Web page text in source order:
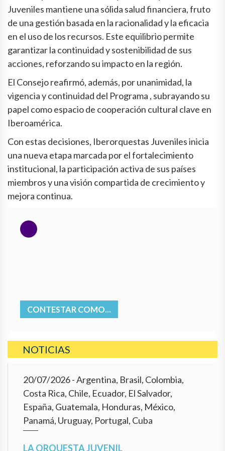
Juveniles mantiene una sólida salud financiera, fruto
de una gestión basada en la racionalidad y la eficacia
en el uso de los recursos. Este equilibrio permite
garantizar la continuidad y sostenibilidad de sus
acciones, reforzando su impacto en la región.
El Consejo reafirmó, además, por unanimidad, la
vigencia y continuidad del Programa , subrayando su
papel como espacio de cooperación cultural clave en
Iberoamérica.
Con estas decisiones, Iberorquestas Juveniles inicia
una nueva etapa marcada por el fortalecimiento
institucional, la participación activa de sus países
miembros y una visión compartida de crecimiento y
mejora continua.
CONTESTAR COMO...
NOTICIAS
20/07/2026- Argentina, Brasil, Colombia,
Costa Rica, Chile, Ecuador, El Salvador,
España, Guatemala, Honduras, México,
Panamá, Uruguay, Portugal, Cuba
LA ORQUESTA JUVENIL